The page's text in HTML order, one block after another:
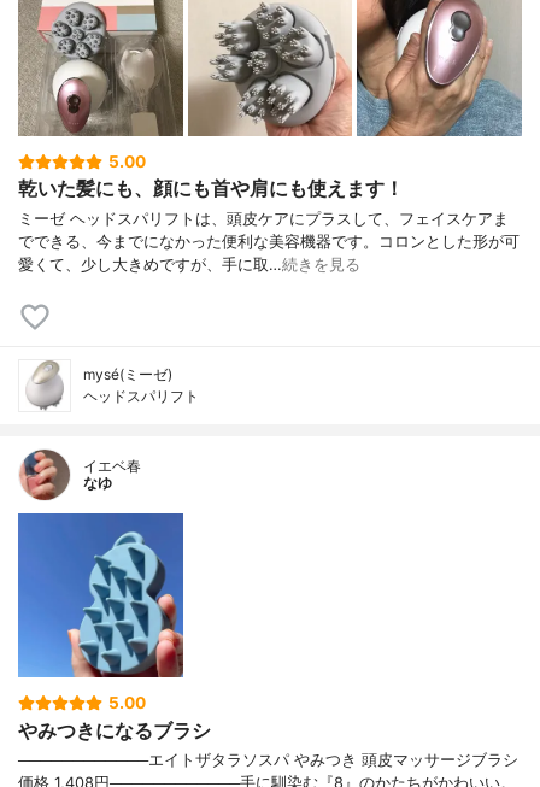
5.00
乾いた髪にも、顔にも首や肩にも使えます！
ミーゼ ヘッドスパリフトは、頭皮ケアにプラスして、フェイスケアま
でできる、今までになかった便利な美容機器です。コロンとした形が可
愛くて、少し大きめですが、手に取…続きを見る
mysé(ミーゼ)
ヘッドスパリフト
イエベ春
なゆ
5.00
やみつきになるブラシ
────────────エイトザタラソスパ やみつき 頭皮マッサージブラシ
価格 1,408円────────────手に馴染む『8』のかたちがかわいい。